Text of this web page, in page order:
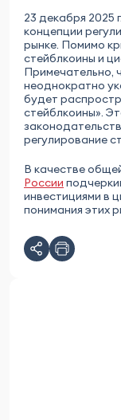
23 декабря 2025
концепции
рынке. Помимо
стейблкоины и
Примечательно,
неоднократно
будет
стейблкоины».
регулирование
В качестве
России
инвестициями в
понимания этих